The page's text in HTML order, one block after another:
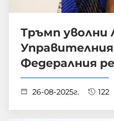
Тръмп уволни
Федералния
26-08-2025г. 122